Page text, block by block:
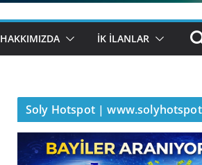
HAKKIMIZDA İK İLANLAR
Soly Hotspot |